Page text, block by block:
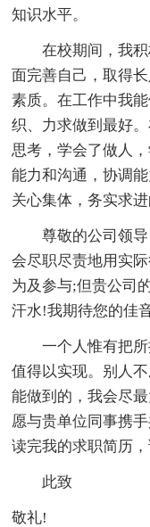
知识水平。
在校期间，我积
面完善自己，取得
素质。在工作中我
织、力求做到最好
思考，学会了做人
能力和沟通，协调
关心集体，务实求进
尊敬的公司领导
会尽职尽责地用实
为及参与;但贵公司
汗水!我期待您的佳音
一个人惟有把所
值得以实现。别人
能做到的，我会尽
愿与贵单位同事携
读完我的求职简历
此致
敬礼!